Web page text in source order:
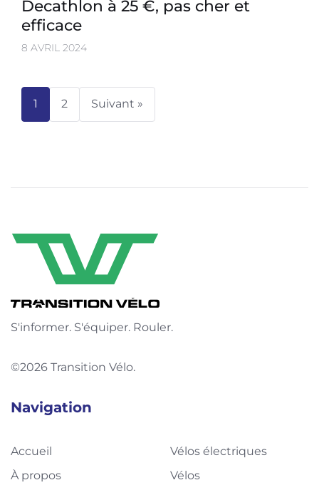
Decathlon à 25 €, pas cher et
efficace
8 AVRIL 2024
1 2 Suivant »
S'informer. S'équiper. Rouler.
©2026 Transition Vélo.
Navigation
Accueil
À propos
Vélos électriques
Vélos